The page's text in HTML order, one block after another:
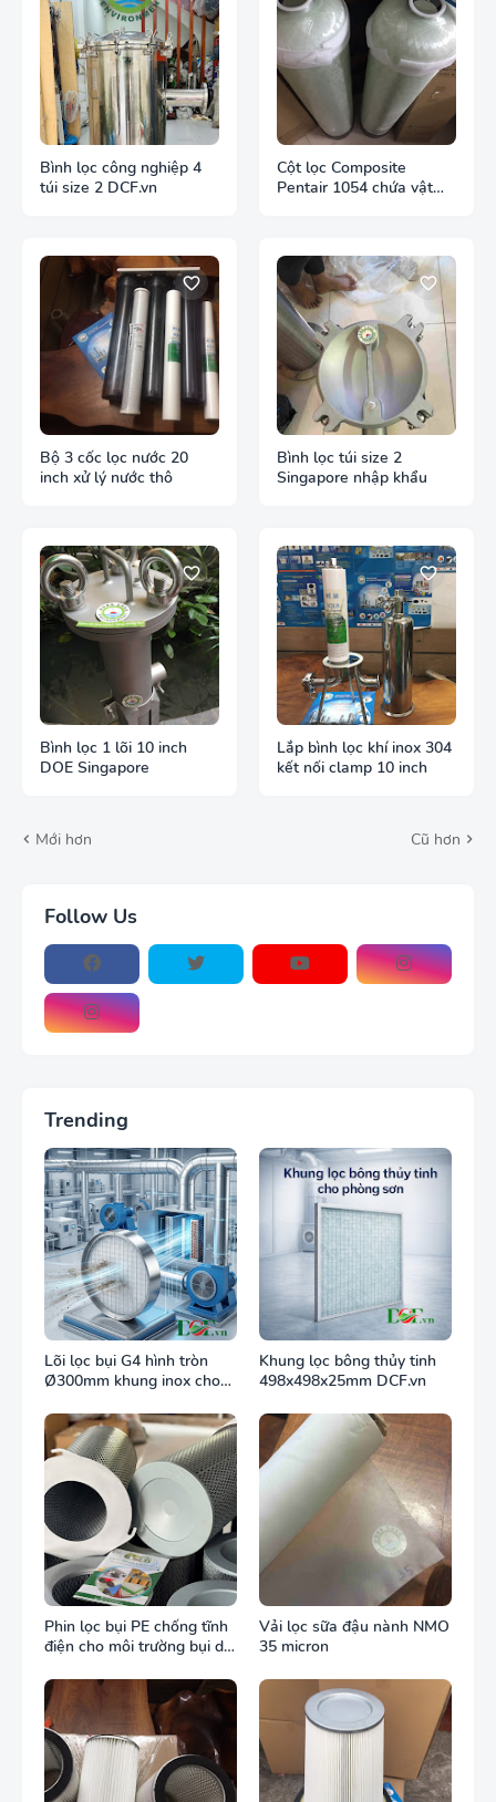
Bình lọc công nghiệp 4
túi size 2 DCF.vn
Cột lọc Composite
Pentair 1054 chứa vật
Bộ 3 cốc lọc nước 20
inch xử lý nước thô
Bình lọc túi size 2
Singapore nhập khẩu
Bình lọc 1 lõi 10 inch
DOE Singapore
Lắp bình lọc khí inox 304
kết nối clamp 10 inch
Mới hơn Cũ hơn
Follow Us
Trending
Lõi lọc bụi G4 hình tròn
Ø300mm khung inox cho
Khung lọc bông thủy tinh
498x498x25mm DCF.vn
Phin lọc bụi PE chống tĩnh
điện cho môi trường bụi dễ
Vải lọc sữa đậu nành NMO
35 micron